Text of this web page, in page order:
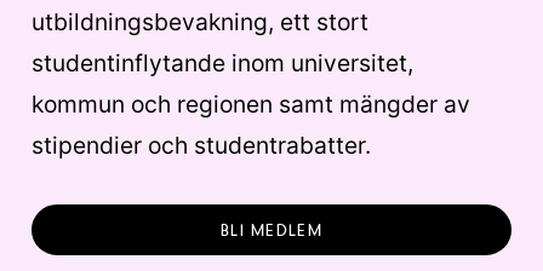
utbildningsbevakning, ett stort
studentinflytande inom universitet,
kommun och regionen samt mängder av
stipendier och studentrabatter.
BLI MEDLEM